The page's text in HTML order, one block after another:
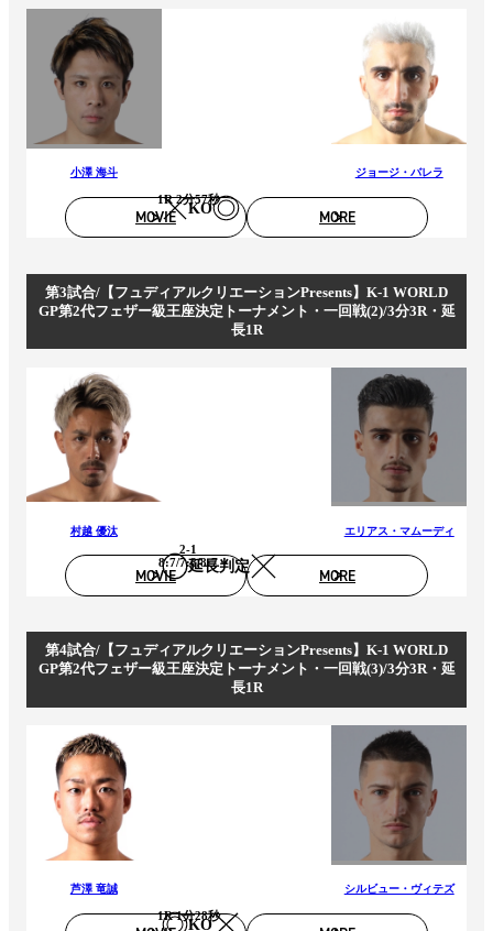
小澤 海斗
KO
1R 2分57秒
ジョージ・バレラ
MOVIE MORE
第3試合/【フュディアルクリエーションPresents】K-1 WORLD
GP第2代フェザー級王座決定トーナメント・一回戦(2)/3分3R・延
長1R
村越 優汰
延長判定
2-1
8:7/7:8/8:7
エリアス・マムーディ
MOVIE MORE
第4試合/【フュディアルクリエーションPresents】K-1 WORLD
GP第2代フェザー級王座決定トーナメント・一回戦(3)/3分3R・延
長1R
芦澤 竜誠
KO
1R 1分28秒
シルビュー・ヴィテズ